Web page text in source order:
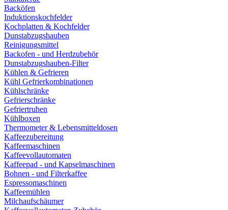
Backöfen
Induktionskochfelder
Kochplatten & Kochfelder
Dunstabzugshauben
Reinigungsmittel
Backofen - und Herdzubehör
Dunstabzugshauben-Filter
Kühlen & Gefrieren
Kühl Gefrierkombinationen
Kühlschränke
Gefrierschränke
Gefriertruhen
Kühlboxen
Thermometer & Lebensmitteldosen
Kaffeezubereitung
Kaffeemaschinen
Kaffeevollautomaten
Kaffeepad - und Kapselmaschinen
Bohnen - und Filterkaffee
Espressomaschinen
Kaffeemühlen
Milchaufschäumer